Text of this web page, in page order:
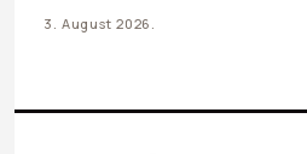
3. August 2026.